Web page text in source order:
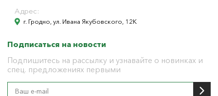
Адрес:
г. Гродно, ул. Ивана Якубовского, 12К
Подписаться на новости
Подпишитесь на рассылку и узнавайте о новинках и
спец. предложениях первыми